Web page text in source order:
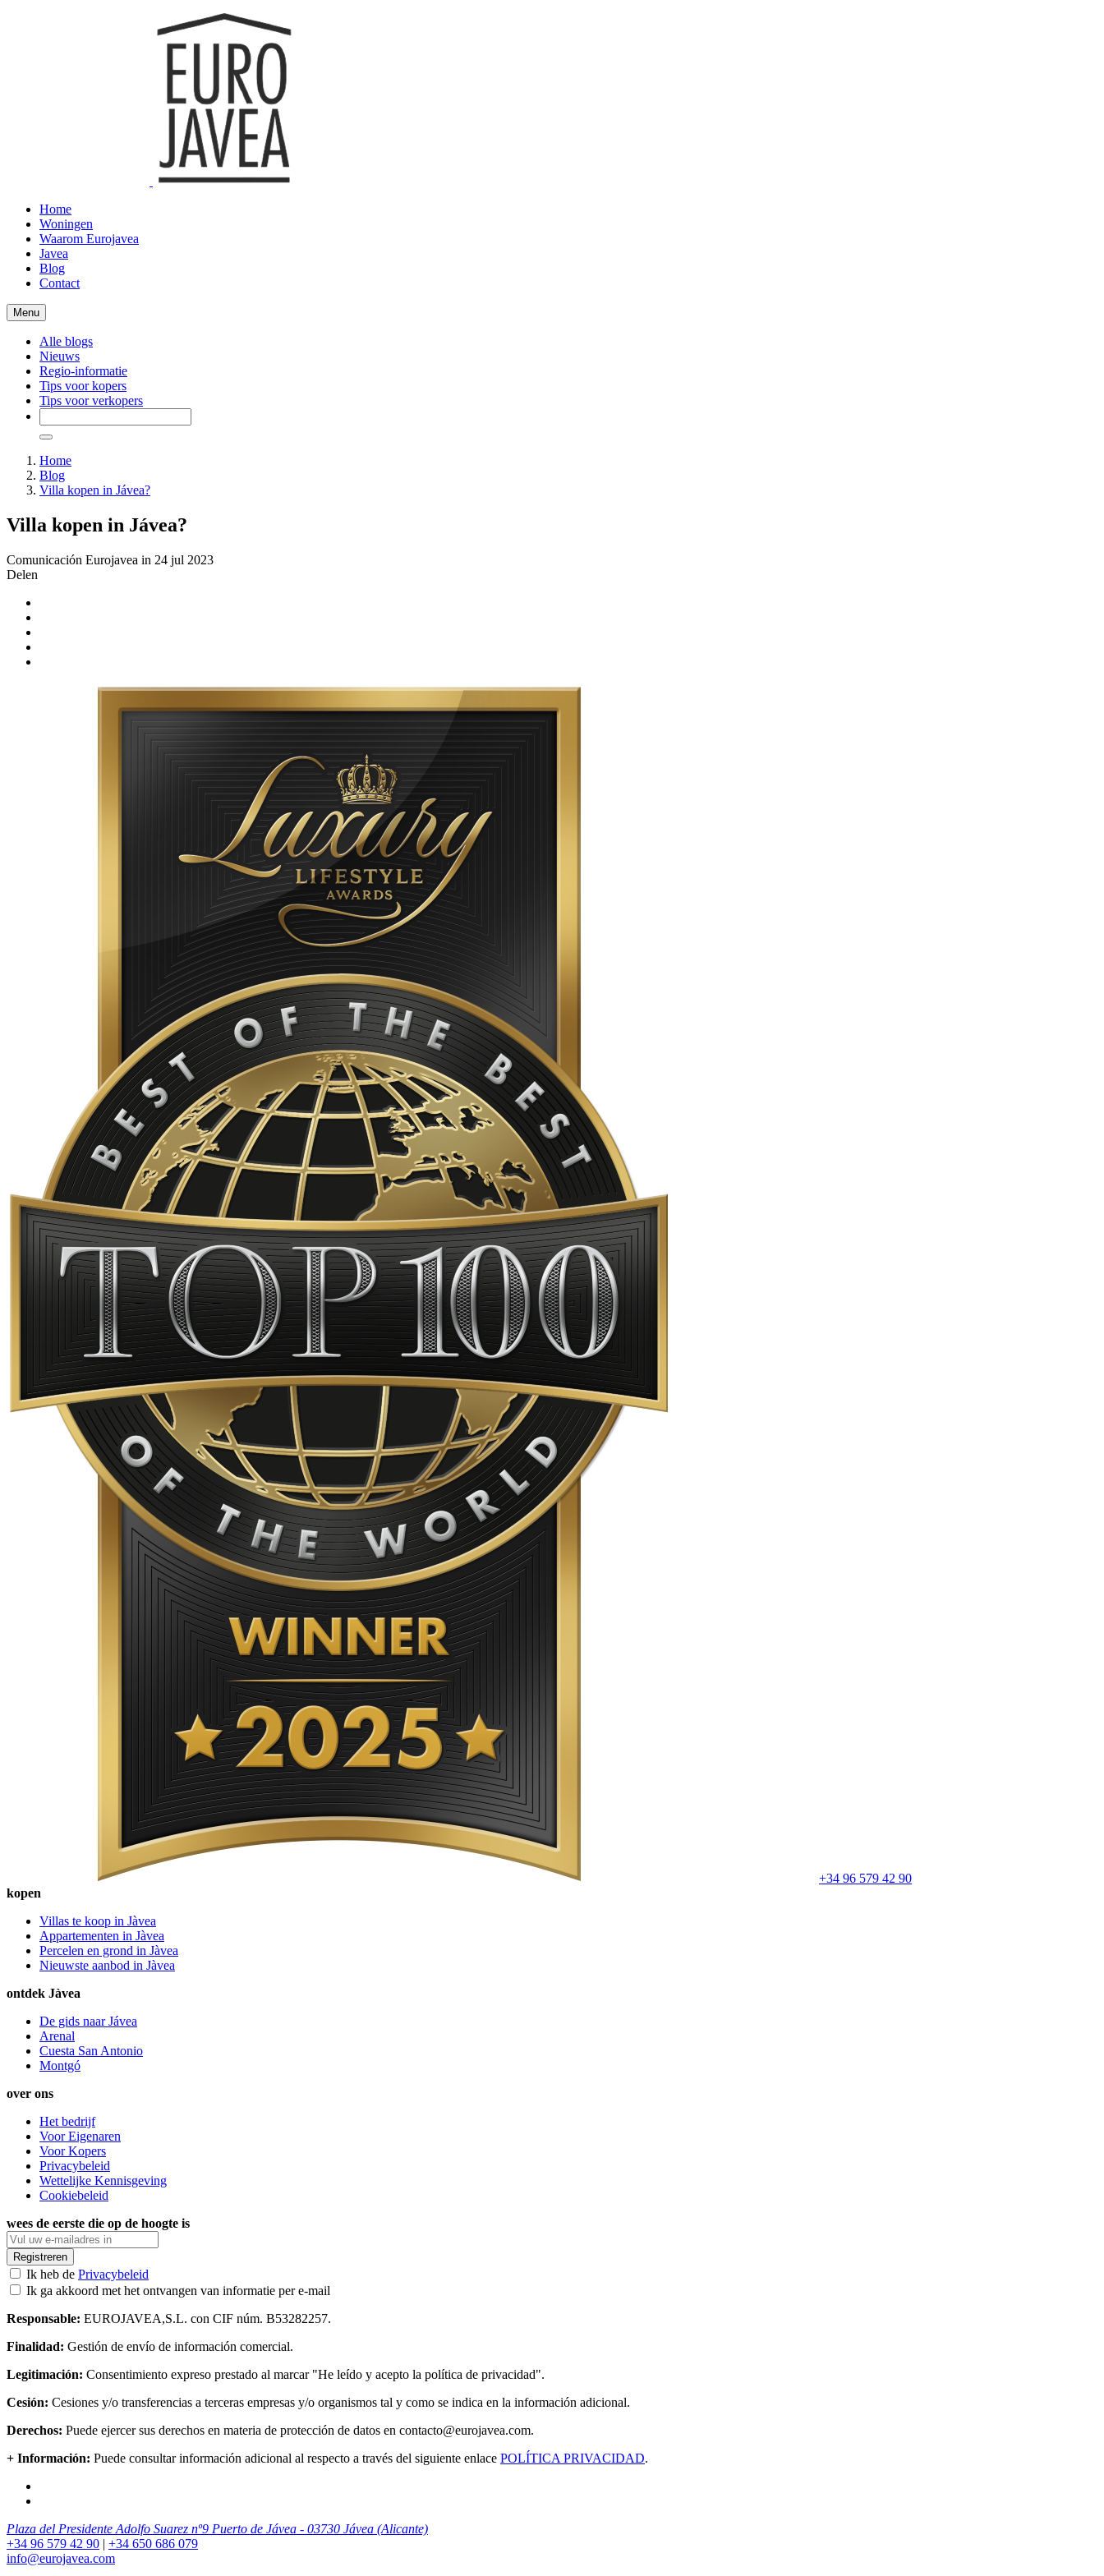
Home
Woningen
Waarom Eurojavea
Javea
Blog
Contact
Menu
Alle blogs
Nieuws
Regio-informatie
Tips voor kopers
Tips voor verkopers
Home
Blog
Villa kopen in Jávea?
Villa kopen in Jávea?
Comunicación Eurojavea in 24 jul 2023
Delen
+34 96 579 42 90
kopen
Villas te koop in Jàvea
Appartementen in Jàvea
Percelen en grond in Jàvea
Nieuwste aanbod in Jàvea
ontdek Jàvea
De gids naar Jávea
Arenal
Cuesta San Antonio
Montgó
over ons
Het bedrijf
Voor Eigenaren
Voor Kopers
Privacybeleid
Wettelijke Kennisgeving
Cookiebeleid
wees de eerste die op de hoogte is
Registreren
Ik heb de Privacybeleid
Ik ga akkoord met het ontvangen van informatie per e-mail
Responsable: EUROJAVEA,S.L. con CIF núm. B53282257.
Finalidad: Gestión de envío de información comercial.
Legitimación: Consentimiento expreso prestado al marcar "He leído y acepto la política de privacidad".
Cesión: Cesiones y/o transferencias a terceras empresas y/o organismos tal y como se indica en la información adicional.
Derechos: Puede ejercer sus derechos en materia de protección de datos en contacto@eurojavea.com.
+ Información: Puede consultar información adicional al respecto a través del siguiente enlace POLÍTICA PRIVACIDAD.
Plaza del Presidente Adolfo Suarez nº9 Puerto de Jávea - 03730 Jávea (Alicante)
+34 96 579 42 90 | +34 650 686 079
info@eurojavea.com